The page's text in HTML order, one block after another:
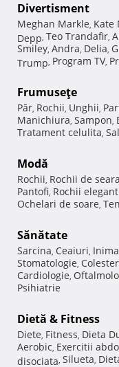
Divertisment
Meghan Markle, Kate
Depp, Teo Trandafir,
Smiley, Andra, Delia,
Trump, Program TV,
Frumuseţe
Păr, Rochii, Unghii,
Manichiura, Sampon,
Tratament celulita,
Modă
Rochii, Rochii de seara
Pantofi, Rochii
Ochelari de soare,
Sănătate
Sarcina, Ceaiuri, Inima
Stomatologie,
Cardiologie,
Psihiatrie
Dietă & Fitness
Diete, Fitness, Dieta
Aerobic, Exercitii
disociata, Silueta,